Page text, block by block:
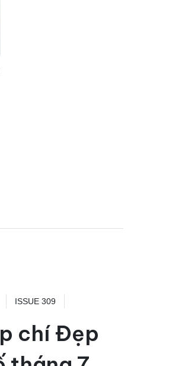
ISSUE 309
chí Đẹp